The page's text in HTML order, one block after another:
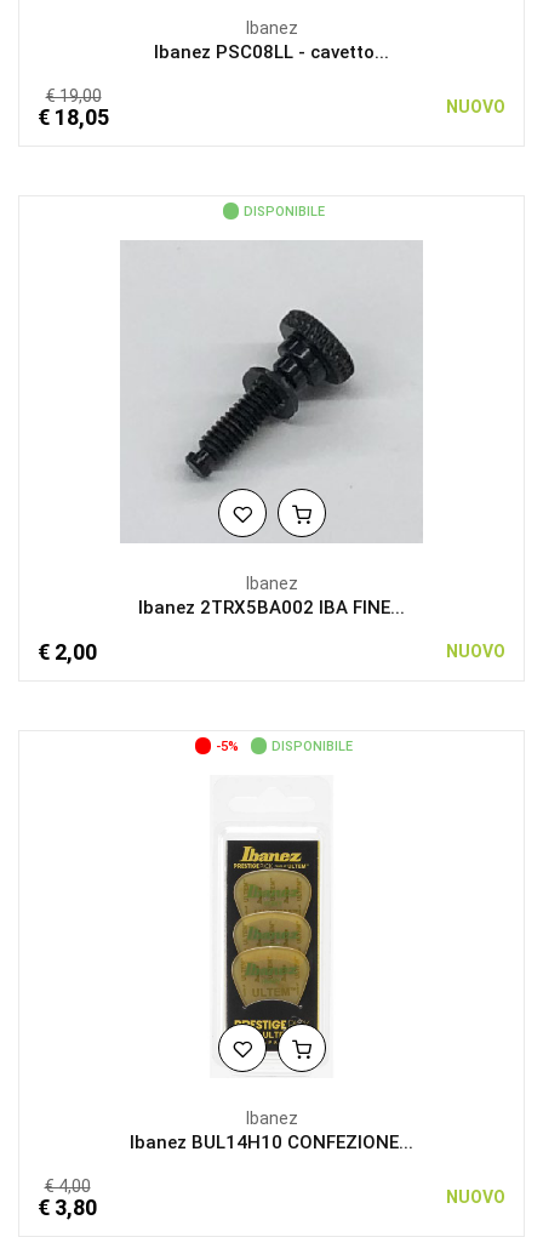
Ibanez
Ibanez PSC08LL - cavetto...
€ 19,00
€ 18,05 NUOVO
DISPONIBILE
Ibanez
Ibanez 2TRX5BA002 IBA FINE...
€ 2,00 NUOVO
-5% DISPONIBILE
Ibanez
Ibanez BUL14H10 CONFEZIONE...
€ 4,00
€ 3,80 NUOVO